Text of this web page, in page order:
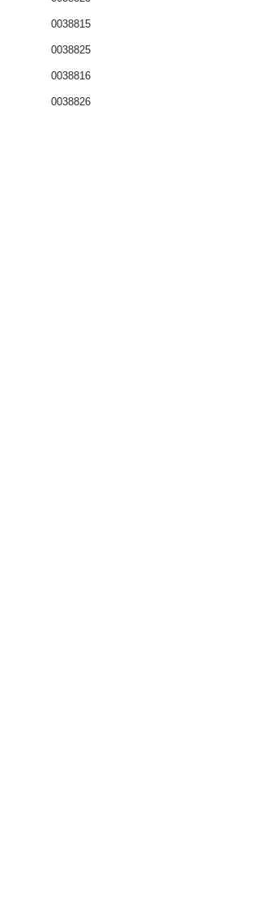
0038815
0038825
0038816
0038826